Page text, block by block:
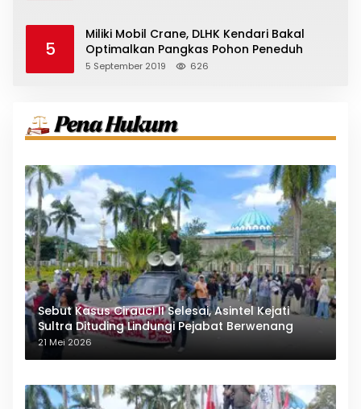
5
Miliki Mobil Crane, DLHK Kendari Bakal
Optimalkan Pangkas Pohon Peneduh
5 September 2019 626
Sebut Kasus Cirauci II Selesai, Asintel Kejati
Sultra Dituding Lindungi Pejabat Berwenang
21 Mei 2026